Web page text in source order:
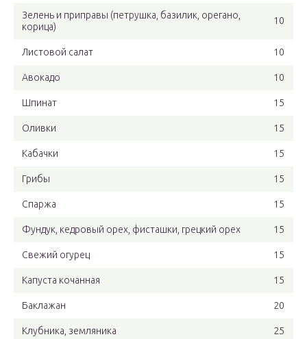
Зелень и приправы (петрушка, базилик, орегано,
корица)
10
Листовой салат 10
Авокадо 10
Шпинат 15
Оливки 15
Кабачки 15
Грибы 15
Спаржа 15
Фундук, кедровый орех, фисташки, грецкий орех 15
Свежий огурец 15
Капуста кочанная 15
Баклажан 20
Клубника, земляника 25